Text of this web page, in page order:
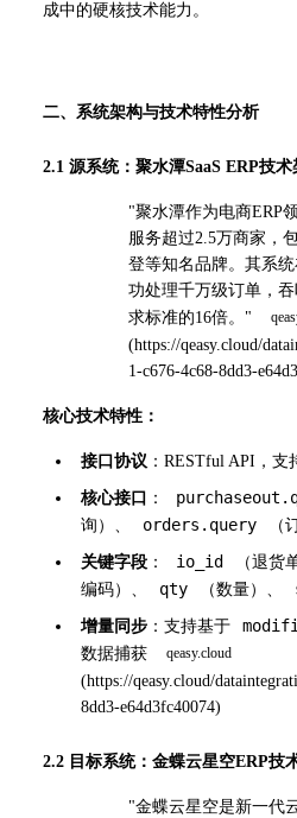
成中的硬核技术能力。
二、系统架构与技术特性分析
2.1 源系统：聚水潭SaaS ERP技术
"聚水潭作为电商ERP
服务超过2.5万商家，
登等知名品牌。其系
功处理千万级订单，
求标准的16倍。"
(https://qeasy.cloud/
1-c676-4c68-8dd3-
核心技术特性：
接口协议 ：RESTful API，支
核心接口 ：
询）、
orders.query （
关键字段 ： io_id （退货
编码）、
qty （数量）、
增量同步 ：支持基于
数据捕获
(https://qeasy.cloud/
8dd3-e64d3fc40074)
2.2 目标系统：金蝶云星空ERP技
"金蝶云星空是新一代